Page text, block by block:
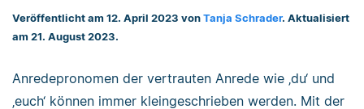
Veröffentlicht am 12. April 2023 von Tanja Schrader. Aktualisiert
am 21. August 2023.
Anredepronomen der vertrauten Anrede wie ‚du‘ und
‚euch‘ können immer kleingeschrieben werden. Mit der